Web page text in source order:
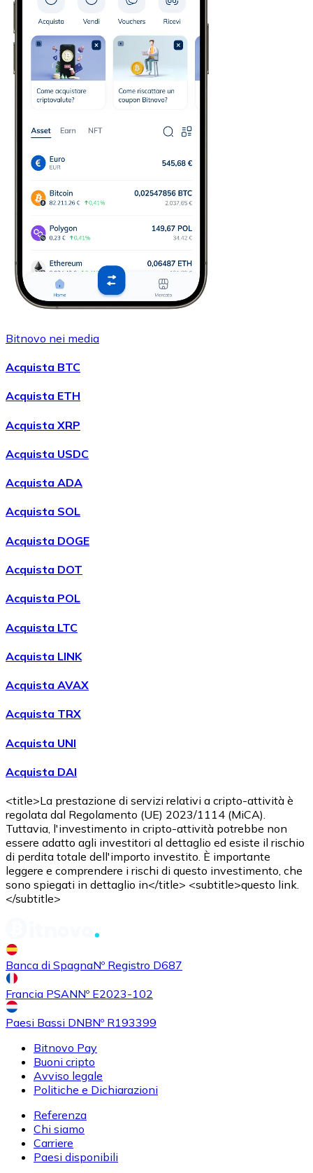
Bitnovo nei media
Acquista BTC
Acquista ETH
Acquista XRP
Acquista USDC
Acquista ADA
Acquista SOL
Acquista DOGE
Acquista DOT
Acquista POL
Acquista LTC
Acquista LINK
Acquista AVAX
Acquista TRX
Acquista UNI
Acquista DAI
<title>La prestazione di servizi relativi a cripto-attività è
regolata dal Regolamento (UE) 2023/1114 (MiCA).
Tuttavia, l'investimento in cripto-attività potrebbe non
essere adatto agli investitori al dettaglio ed esiste il rischio
di perdita totale dell'importo investito. È importante
leggere e comprendere i rischi di questo investimento, che
sono spiegati in dettaglio in</title> <subtitle>questo link.
</subtitle>
Banca di SpagnaNº Registro D687
Francia PSANNº E2023-102
Paesi Bassi DNBNº R193399
Bitnovo Pay
Buoni cripto
Avviso legale
Politiche e Dichiarazioni
Referenza
Chi siamo
Carriere
Paesi disponibili